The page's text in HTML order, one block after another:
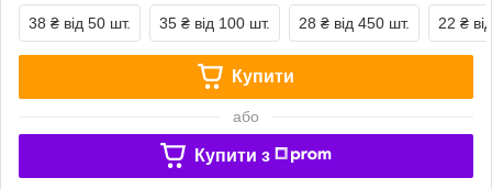
38 ₴ від 50 шт. 35 ₴ від 100 шт. 28 ₴ від 450 шт. 22 ₴
Купити
або
Купити з